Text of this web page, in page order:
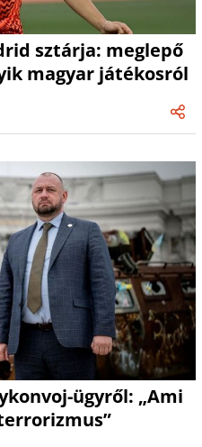
sztárja: meglepő
magyar játékosról
ügyről: „Ami